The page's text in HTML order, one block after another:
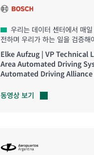
우리는 데이터 센터에서 매
전하며 우리가 하는 일을 검증해
Elke Aufzug | VP Technical
Area Automated Driving
Automated Driving Alliance
동영상보기